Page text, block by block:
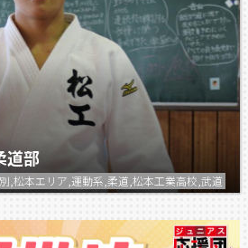
道部
,松本エリア,運動系,柔道,松本工業高校,武道